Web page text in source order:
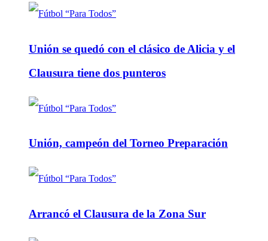
Unión se quedó con el clásico de Alicia y el
Clausura tiene dos punteros
Unión, campeón del Torneo Preparación
Arrancó el Clausura de la Zona Sur